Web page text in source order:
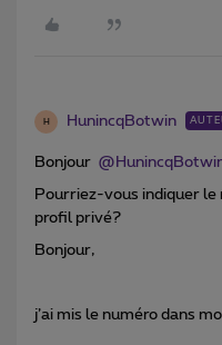
H HunincqBotwin
Bonjour
Pourriez-vous indiquer le
profil privé?
Bonjour,
j’ai mis le numéro dans